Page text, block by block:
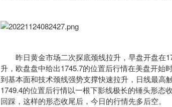
昨日黄金市场二次探底颈线拉升，早盘开盘在
升，欧盘盘中给出1745.7的位置后行情在美盘开始
到基本面和技术颈线强势支撑快速拉升，日线最高
1749.4的位置后行情以一根下影线极长的锤头形态
回踩，这样的形态收尾后，今日的行情先多后空。